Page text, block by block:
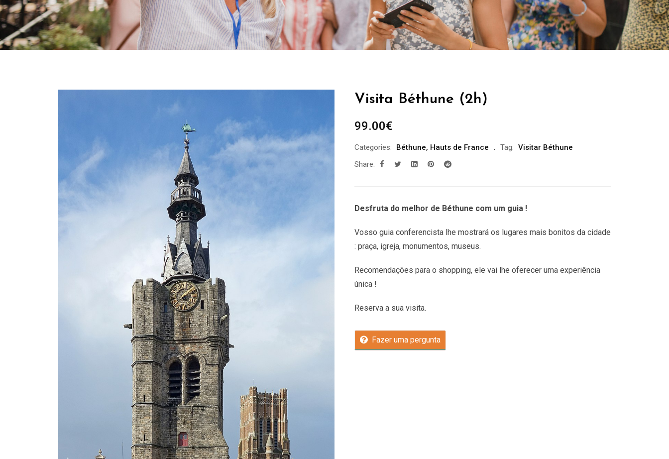
Visita Béthune (2h)
99.00€
Categories: Béthune, Hauts de France Tag: Visitar Béthune
Share:
Desfruta do melhor de Béthune com um guia !
Vosso guia conferencista lhe mostrará os lugares mais bonitos da cidade
: praça, igreja, monumentos, museus.
Recomendações para o shopping, ele vai lhe oferecer uma experiência
única !
Reserva a sua visita.
Fazer uma pergunta